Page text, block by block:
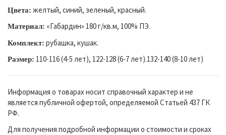
Цвета: желтый, синий, зеленый, красный.
Материал: «Габардин» 180 г/кв.м, 100% ПЭ.
Комплект: рубашка, кушак.
Размер: 110-116 (4-5 лет), 122-128 (6-7 лет).132-140 (8-10 лет)
Информация о товарах носит справочный характер и не
является публичной офертой, определяемой Статьей 437 ГК
РФ.
Для получения подробной информации о стоимости и сроках